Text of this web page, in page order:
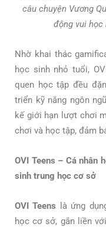
câu chuyện Vương
động vui học
Nhờ khai thác
học sinh nhỏ tuổi,
quen học tập đều
triển kỹ năng ngôn
kế giới hạn lượt chơi
chơi và học tập, đảm
OVI Teens – Cá nhân
sinh trung học cơ sở
OVI Teens là ứng
học cơ sở, gắn liền